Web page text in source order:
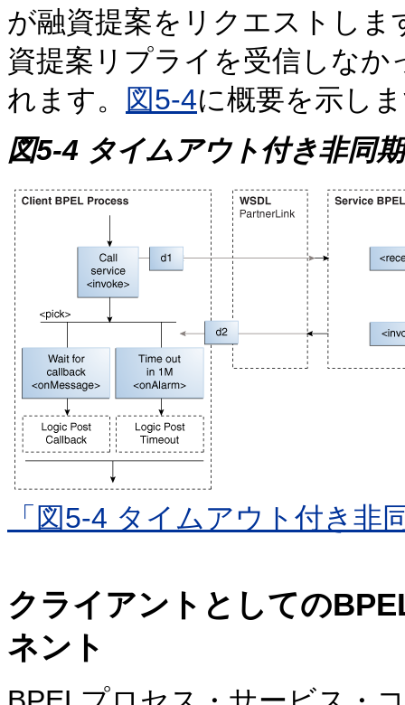
が融資提案をリクエストし
資提案リプライを受信しな
れます。 図5-4に概要を示し
図5-4 タイムアウト付き非同
「図5-4 タイムアウト付き非
クライアントとしての
ネント